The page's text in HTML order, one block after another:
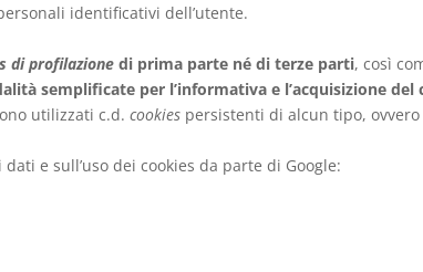
identificativi dell’utente.
di profilazione di prima parte né di terze parti, così
semplificate per l’informativa e l’acquisizione del
utilizzati c.d.cookies persistenti di alcun tipo,
e sull’uso dei cookies da parte di Google: